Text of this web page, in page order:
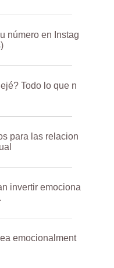
número en Instag
Todo lo que n
para las relacion
invertir emociona
emocionalment